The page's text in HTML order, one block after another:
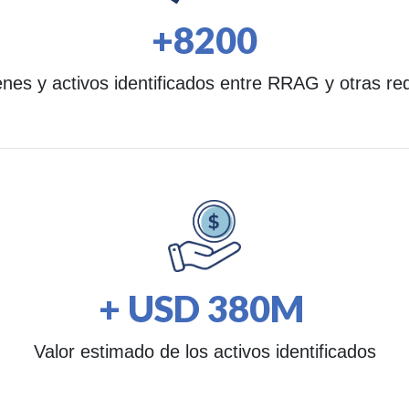
+8200
y activos identificados entre RRAG y otras
+ USD 380M
Valor estimado de los activos identificados